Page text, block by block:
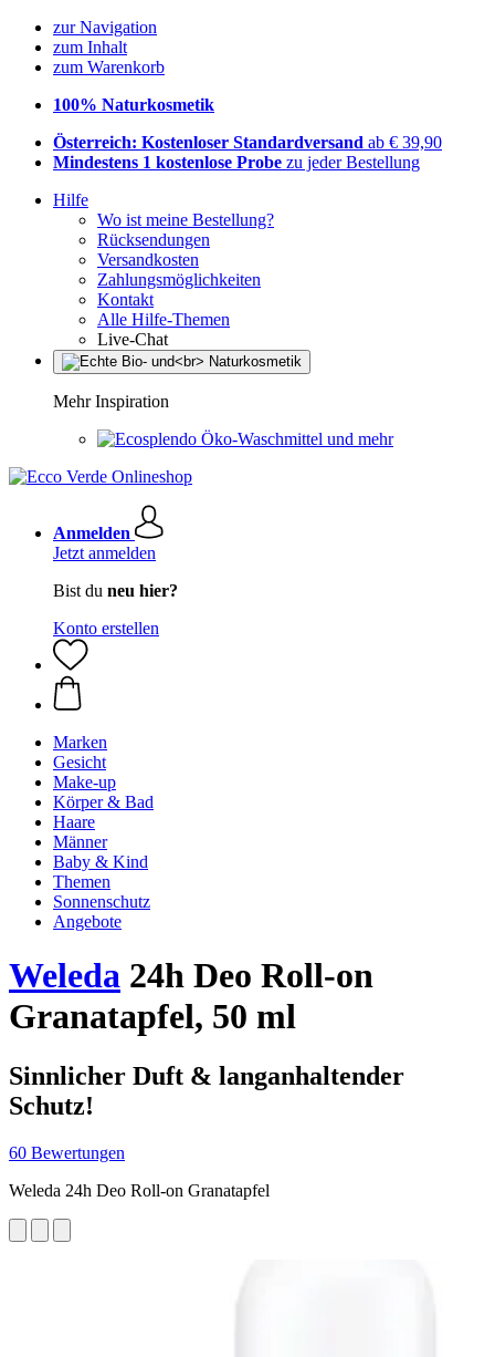
zur Navigation
zum Inhalt
zum Warenkorb
100% Naturkosmetik
Österreich: Kostenloser Standardversand ab € 39,90
Mindestens 1 kostenlose Probe zu jeder Bestellung
Hilfe
Wo ist meine Bestellung?
Rücksendungen
Versandkosten
Zahlungsmöglichkeiten
Kontakt
Alle Hilfe-Themen
Live-Chat
Mehr Inspiration
Öko-Waschmittel und mehr
Anmelden
Jetzt anmelden
Bist du neu hier?
Konto erstellen
Marken
Gesicht
Make-up
Körper & Bad
Haare
Männer
Baby & Kind
Themen
Sonnenschutz
Angebote
Weleda 24h Deo Roll-on
Granatapfel, 50 ml
Sinnlicher Duft & langanhaltender
Schutz!
60 Bewertungen
Weleda 24h Deo Roll-on Granatapfel